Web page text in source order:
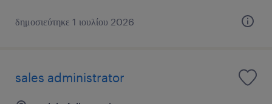
δημοσιεύτηκε 1 ιουλίου 2026
sales administrator